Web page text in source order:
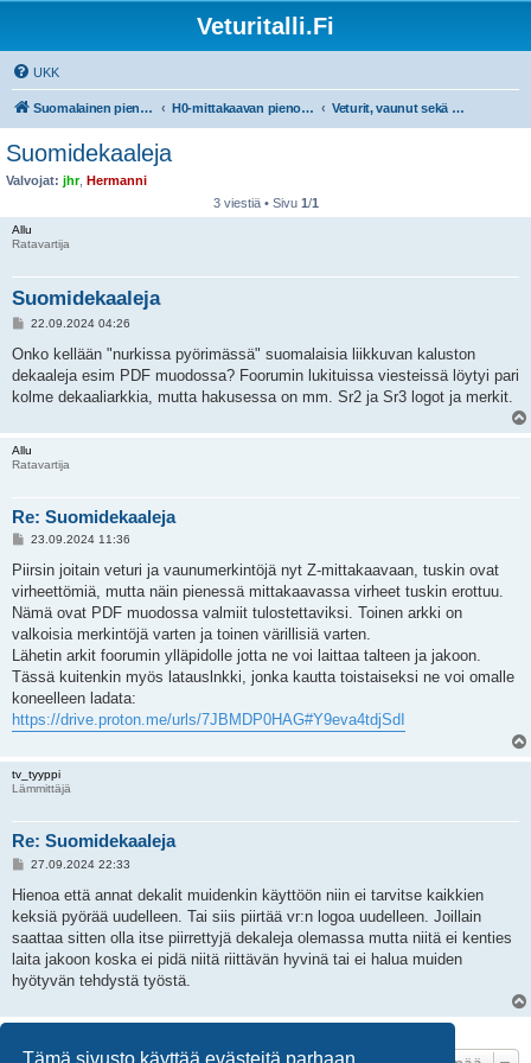
Tämä sivusto käyttää evästeitä parhaan
Veturitalli.Fi
UKK
Suomalainen pienoisrautatiefoorumi H0-mittakaavan pienoisrautatiet Veturit, vaunut sekä muu liikkuva kalusto
Suomidekaaleja
Valvojat: jhr, Hermanni
3 viestiä • Sivu 1/1
Allu
Ratavartija
Suomidekaaleja
V
e
t
i
22.09.2024 04:26
Onko kellään "nurkissa pyörimässä" suomalaisia liikkuvan kaluston
dekaaleja esim PDF muodossa? Foorumin lukituissa viesteissä löytyi pari
kolme dekaaliarkkia, mutta hakusessa on mm. Sr2 ja Sr3 logot ja merkit.
Allu
Ratavartija
Re: Suomidekaaleja
V
e
t
i
23.09.2024 11:36
Piirsin joitain veturi ja vaunumerkintöjä nyt Z-mittakaavaan, tuskin ovat
virheettömiä, mutta näin pienessä mittakaavassa virheet tuskin erottuu.
Nämä ovat PDF muodossa valmiit tulostettaviksi. Toinen arkki on
valkoisia merkintöjä varten ja toinen värillisiä varten.
Lähetin arkit foorumin ylläpidolle jotta ne voi laittaa talteen ja jakoon.
Tässä kuitenkin myös latauslnkki, jonka kautta toistaiseksi ne voi omalle
koneelleen ladata:
https://drive.proton.me/urls/7JBMDP0HAG#Y9eva4tdjSdI
tv_tyyppi
Lämmittäjä
Re: Suomidekaaleja
V
e
t
i
27.09.2024 22:33
Hienoa että annat dekalit muidenkin käyttöön niin ei tarvitse kaikkien
keksiä pyörää uudelleen. Tai siis piirtää vr:n logoa uudelleen. Joillain
saattaa sitten olla itse piirrettyjä dekaleja olemassa mutta niitä ei kenties
laita jakoon koska ei pidä niitä riittävän hyvinä tai ei halua muiden
hyötyvän tehdystä työstä.